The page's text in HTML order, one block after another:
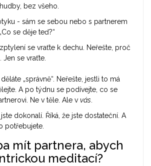
bez všeho.
- sám se sebou nebo s partnerem
se děje teď?“
se vraťte k dechu. Neřešte, proč
Jen se vraťte.
„správně“. Neřešte, jestli to má
A po týdnu se podívejte, co se
Ne v těle. Ale v vás
dokonalí. Říká, že jste dostateční. A
potřebujete.
mít partnera, abych
meditací?